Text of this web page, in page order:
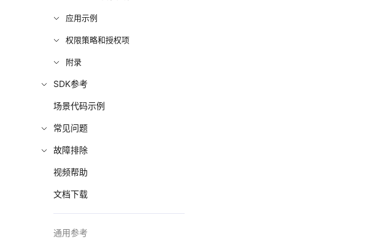
应用示例
权限策略和授权项
附录
SDK参考
场景代码示例
常见问题
故障排除
视频帮助
文档下载
通用参考